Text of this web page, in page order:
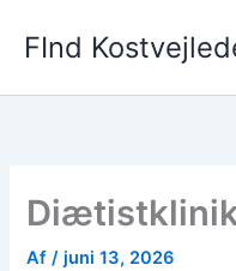
FInd
Af/ juni 13, 2026